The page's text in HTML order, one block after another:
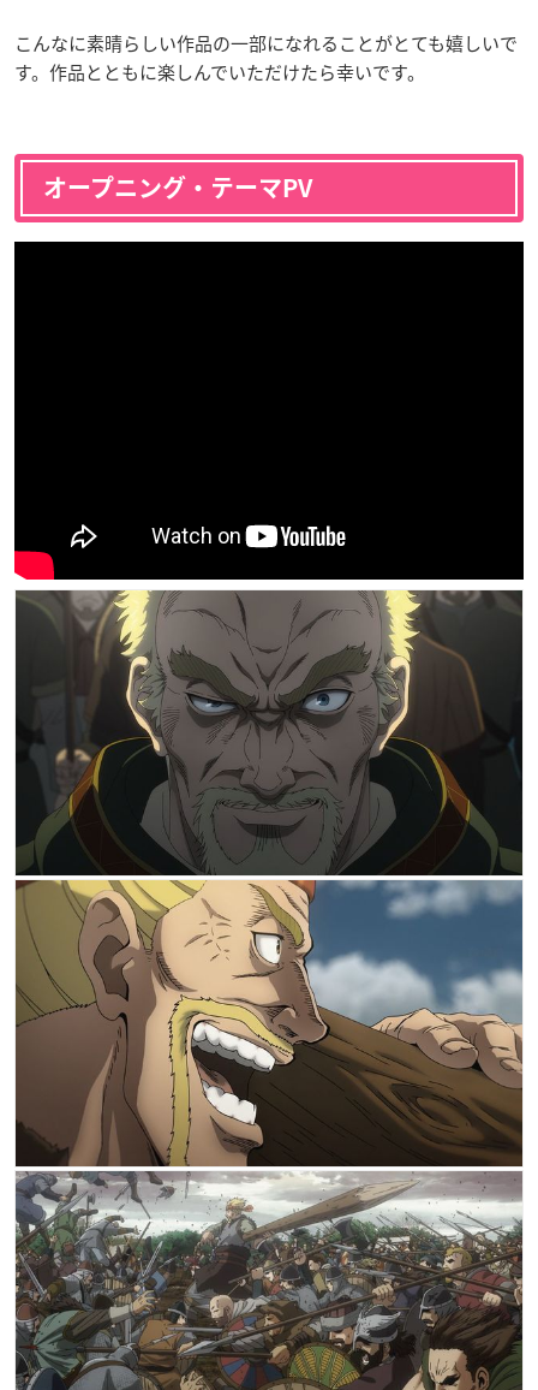
こんなに素晴らしい作品の一部になれることがとても嬉しいで
す。作品とともに楽しんでいただけたら幸いです。
オープニング・テーマPV